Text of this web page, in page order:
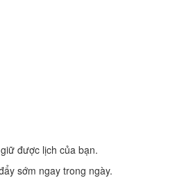
được lịch của bạn.
sớm ngay trong ngày.